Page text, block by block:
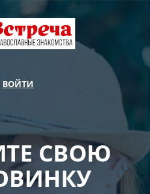
ВОЙТИ
СВОЮ